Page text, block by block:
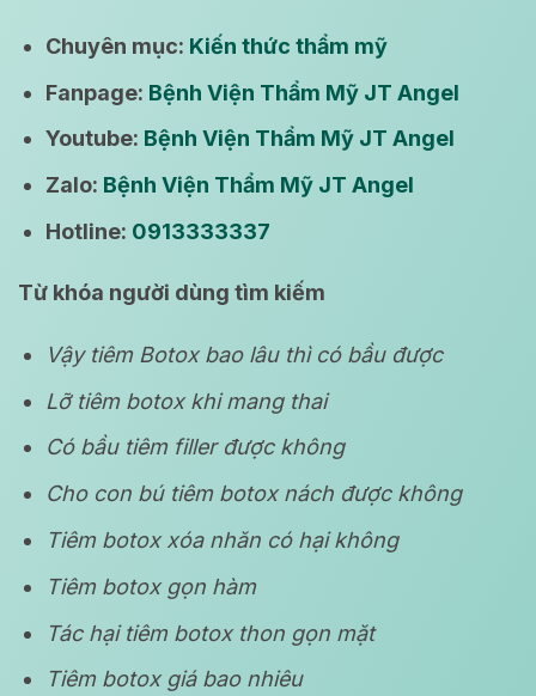
Chuyên mục: Kiến thức thẩm mỹ
Fanpage: Bệnh Viện Thẩm Mỹ JT Angel
Youtube: Bệnh Viện Thẩm Mỹ JT Angel
Zalo: Bệnh Viện Thẩm Mỹ JT Angel
Hotline: 0913333337
Từ khóa người dùng tìm kiếm
Vậy tiêm Botox bao lâu thì có bầu được
Lỡ tiêm botox khi mang thai
Có bầu tiêm filler được không
Cho con bú tiêm botox nách được không
Tiêm botox xóa nhăn có hại không
Tiêm botox gọn hàm
Tác hại tiêm botox thon gọn mặt
Tiêm botox giá bao nhiêu